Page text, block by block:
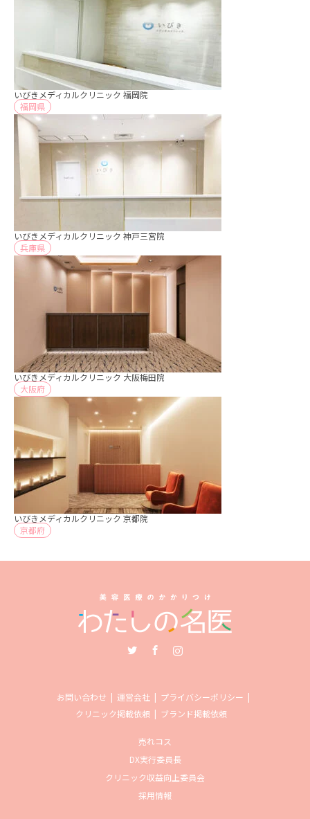
いびきメディカルクリニック 福岡院
福岡県
いびきメディカルクリニック 神戸三宮院
兵庫県
いびきメディカルクリニック 大阪梅田院
大阪府
いびきメディカルクリニック 京都院
京都府
お問い合わせ 運営会社
プライバシーポリシー
クリニック掲載依頼
ブランド掲載依頼
売れコス
DX実行委員長
クリニック収益向上委員会
採用情報